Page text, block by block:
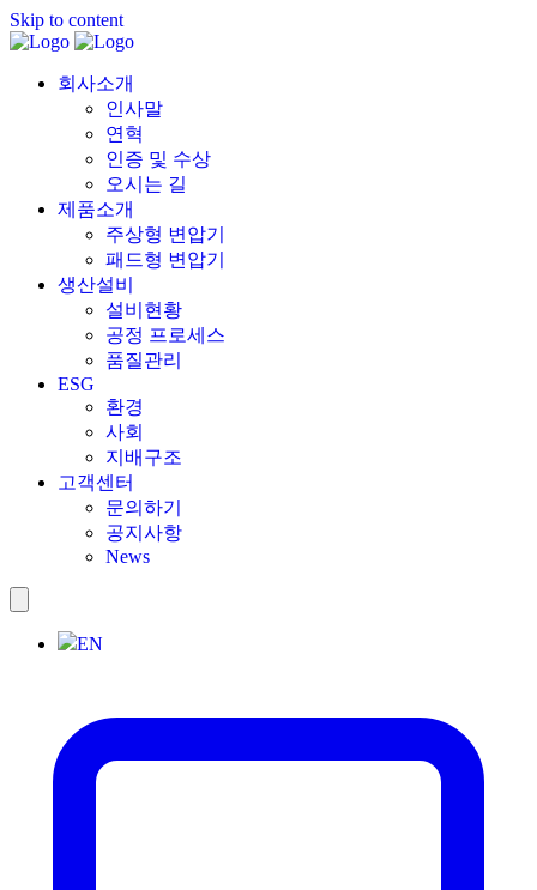
Skip to content
회사소개
인사말
연혁
인증 및 수상
오시는 길
제품소개
주상형 변압기
패드형 변압기
생산설비
설비현황
공정 프로세스
품질관리
ESG
환경
사회
지배구조
고객센터
문의하기
공지사항
News
EN